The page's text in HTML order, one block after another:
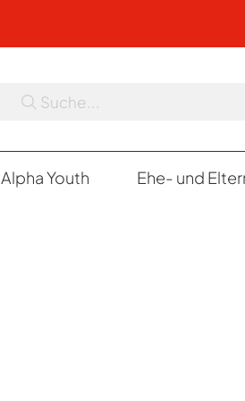
Suche...
Alpha Youth Ehe- und